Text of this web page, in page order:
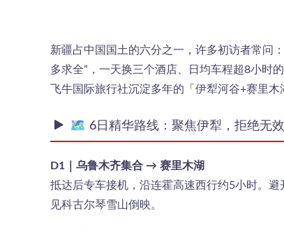
新疆占中国国土的六分之一，许多初访者常问
多求全”，一天换三个酒店、日均车程超8小时
飞牛国际旅行社沉淀多年的「伊犁河谷+赛里
🗺️ 6日精华路线：聚焦伊犁，拒绝无
D1｜乌鲁木齐集合 → 赛里木湖
抵达后专车接机，沿连霍高速西行约5小时。
见科古尔琴雪山倒映。